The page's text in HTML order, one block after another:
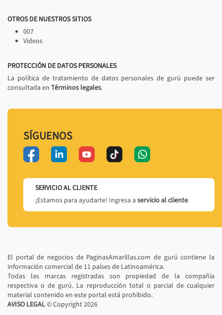
OTROS DE NUESTROS SITIOS
007
Videos
PROTECCIÓN DE DATOS PERSONALES
La política de tratamiento de datos personales de gurú puede ser
consultada en Términos legales.
SÍGUENOS
SERVICIO AL CLIENTE
¡Estamos para ayudarte! Ingresa a servicio al cliente.
El portal de negocios de PaginasAmarillas.com de gurú contiene la
información comercial de 11 países de Latinoamérica.
Todas las marcas registradas son propiedad de la compañía
respectiva o de gurú. La reproducción total o parcial de cualquier
material contenido en este portal está prohibido.
AVISO LEGAL© Copyright2026